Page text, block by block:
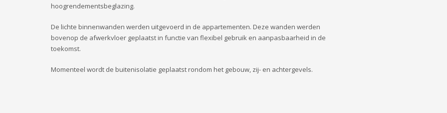
hoogrendementsbeglazing.
De lichte binnenwanden werden uitgevoerd in de appartementen. Deze wanden werden
bovenop de afwerkvloer geplaatst in functie van flexibel gebruik en aanpasbaarheid in de
toekomst.
Momenteel wordt de buitenisolatie geplaatst rondom het gebouw, zij- en achtergevels.